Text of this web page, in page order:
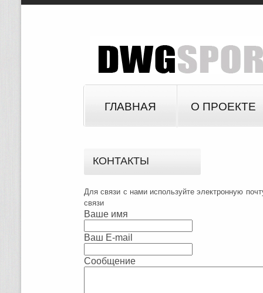
ГЛАВНАЯ О ПРОЕКТЕ
КОНТАКТЫ
Для связи с нами используйте электронную
связи
Ваше имя
Ваш E-mail
Сообщение